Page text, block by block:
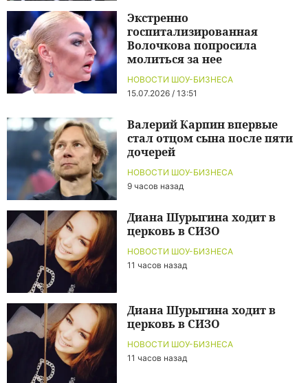
НОВОСТИ ШОУ-БИЗНЕСА
15.07.2026 / 13:51
Экстренно
госпитализированная
Волочкова попросила
молиться за нее
НОВОСТИ ШОУ-БИЗНЕСА
9 часов назад
Валерий Карпин впервые
стал отцом сына после пяти
дочерей
НОВОСТИ ШОУ-БИЗНЕСА
11 часов назад
Диана Шурыгина ходит в
церковь в СИЗО
НОВОСТИ ШОУ-БИЗНЕСА
11 часов назад
Диана Шурыгина ходит в
церковь в СИЗО